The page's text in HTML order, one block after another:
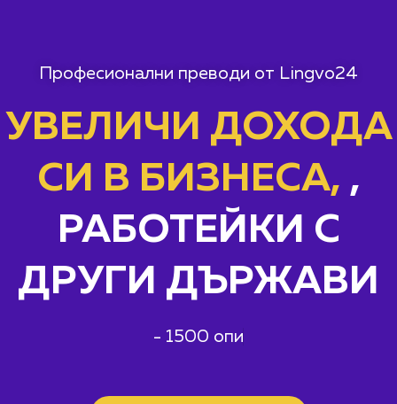
Професионални преводи от Lingvo24
УВЕЛИЧИ ДОХОДА
СИ В БИЗНЕСА, ,
РАБОТЕЙКИ С
ДРУГИ ДЪРЖАВИ
1500 опитн